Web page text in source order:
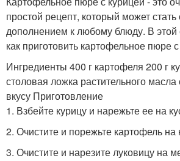
простой рецепт, который может
дополнением к любому блюду. В этой
как приготовить картофельное пюре
Ингредиенты 400 г картофеля 200 г
столовая ложка растительного
вкусу Приготовление
1. Взбейте курицу и нарежьте ее на
2. Очистите и порежьте картофель на
3. Очистите и нарезите луковицу на